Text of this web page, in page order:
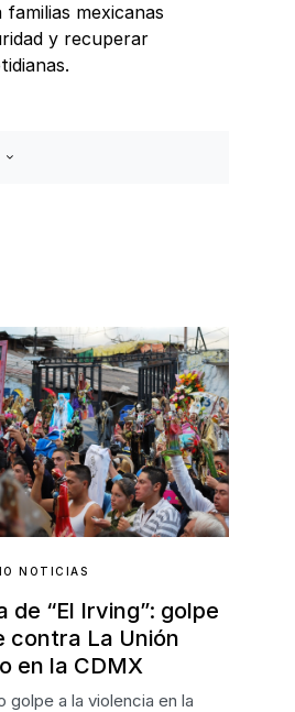
mexicanas
y recuperar
NOTICIAS
de “El Irving”: golpe
contra La Unión
en la CDMX
golpe a la violencia en la